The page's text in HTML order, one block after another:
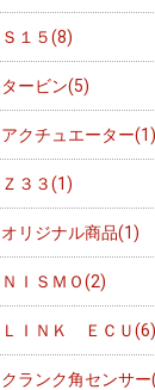
Ｓ１５(8)
タービン(5)
アクチュエーター(1)
Ｚ３３(1)
オリジナル商品(1)
ＮＩＳＭＯ(2)
ＬＩＮＫ ＥＣＵ(6)
クランク角センサー